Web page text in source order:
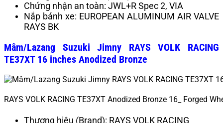
Chứng nhận an toàn: JWL+R Spec 2, VIA
Nắp bánh xe: EUROPEAN ALUMINUM AIR VALVE
RAYS BK
Mâm/Lazang Suzuki Jimny RAYS VOLK RACING
TE37XT 16 inches Anodized Bronze
RAYS VOLK RACING TE37XT Anodized Bronze 16_ Forged
Thương hiệu (Brand): RAYS VOLK RACING